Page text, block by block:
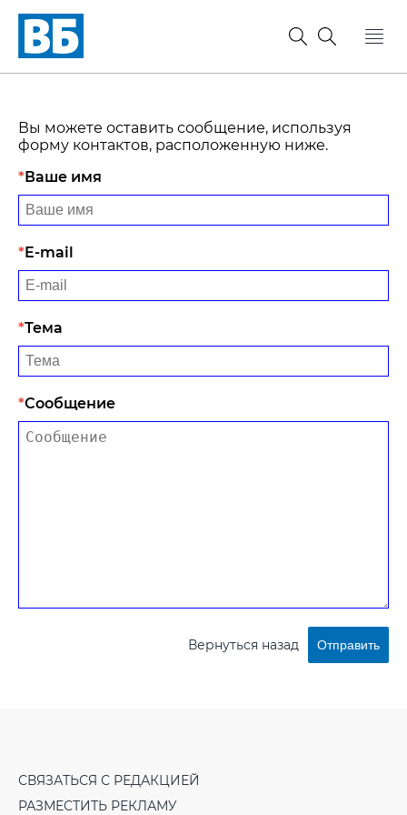
Вы можете оставить сообщение, используя
форму контактов, расположенную ниже.
Ваше имя
E-mail
Тема
Сообщение
Вернуться назад Отправить
СВЯЗАТЬСЯ С РЕДАКЦИЕЙ
РАЗМЕСТИТЬ РЕКЛАМУ